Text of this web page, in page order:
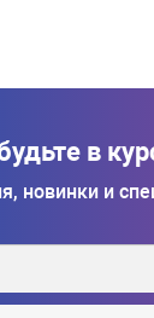
в
новинки и